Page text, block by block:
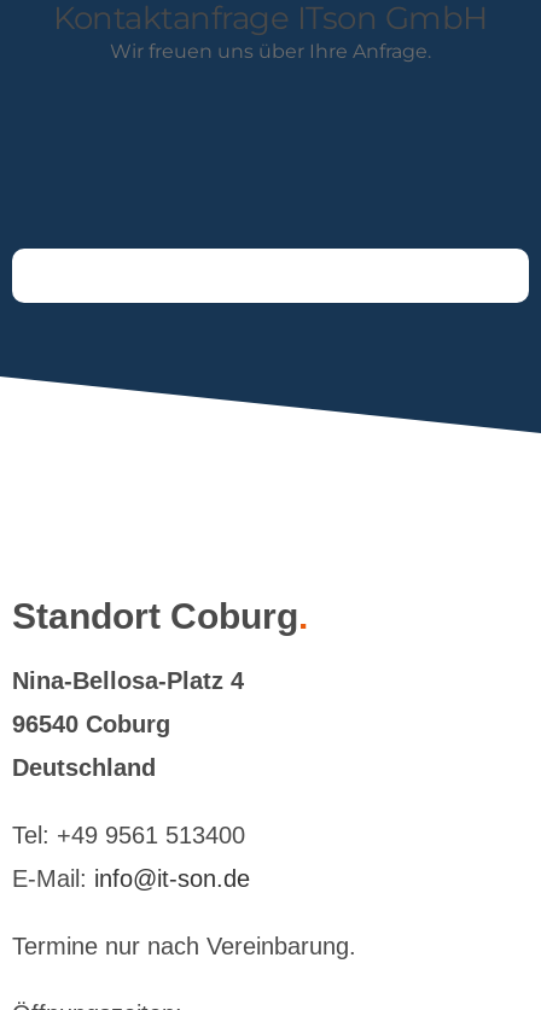
Standort Coburg.
Nina-Bellosa-Platz 4
96540 Coburg
Deutschland
Tel: +49 9561 513400
E-Mail: info@it-son.de
Termine nur nach Vereinbarung.